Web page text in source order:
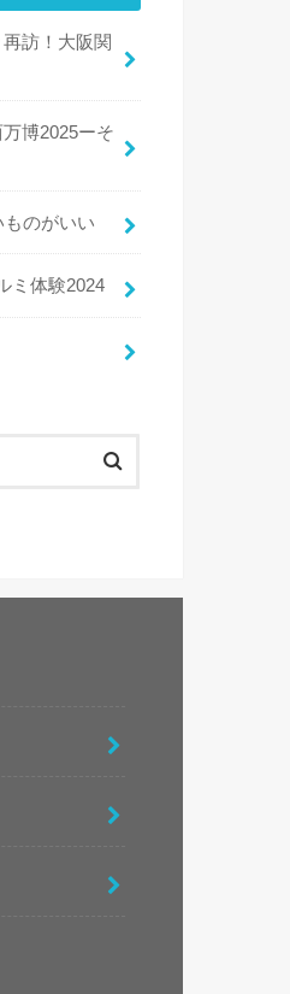
訪！大阪関
博2025ーそ
のがいい
ミ体験2024